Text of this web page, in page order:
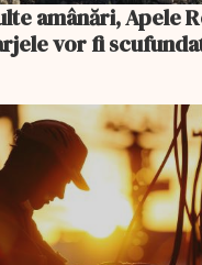
amânări, Apele
vor fi